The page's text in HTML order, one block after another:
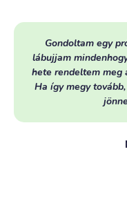
Gondoltam egy
lábujjam
hete rendeltem meg
Ha így megy